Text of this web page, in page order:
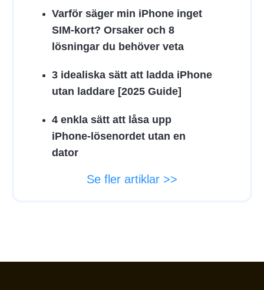
Varför säger min iPhone inget
SIM-kort? Orsaker och 8
lösningar du behöver veta
3 idealiska sätt att ladda iPhone
utan laddare [2025 Guide]
4 enkla sätt att låsa upp
iPhone-lösenordet utan en
dator
Se fler artiklar >>